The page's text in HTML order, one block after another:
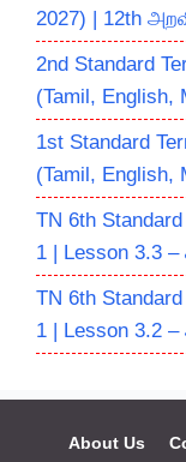
2027) | 12th
2nd Standard
(Tamil, English,
1st Standard
(Tamil, English,
TN 6th
1 | Lesson
TN 6th
1 | Lesson 3.2
About Us